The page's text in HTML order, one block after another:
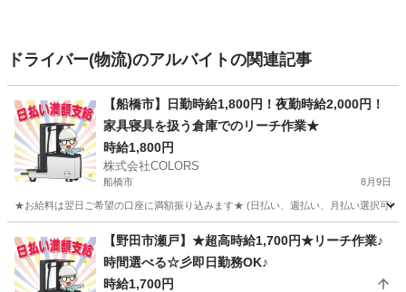
ドライバー(物流)のアルバイトの関連記事
【船橋市】日勤時給1,800円！夜勤時給2,000円！
家具寝具を扱う倉庫でのリーチ作業★
時給1,800円
株式会社COLORS
船橋市 8月9日
★お給料は翌日ご希望の口座に満額振り込みます★ (日払い、週払い、月払い選択可
倉庫 時給
【野田市瀬戸】★超高時給1,700円★リーチ作業♪
時間選べる☆彡即日勤務OK♪
時給1,700円